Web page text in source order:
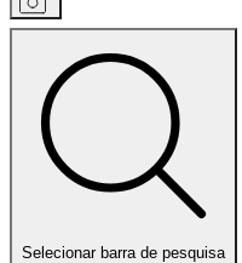
Selecionar barra de pesquisa